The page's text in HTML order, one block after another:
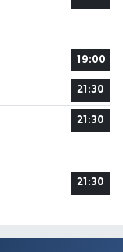
19:00
21:30
21:30
21:30